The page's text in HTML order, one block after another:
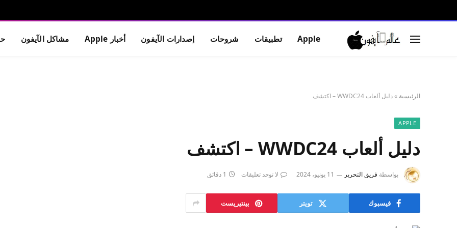
Apple تطبيقات شروحات إصدارات الآيفون أخبار Apple مشاكل الآيفون
الرئيسية »دليل ألعاب WWDC24 – اكتشف
APPLE
دليل ألعاب WWDC24 – اكتشف
بواسطة فريق التحرير 11 يونيو، 2024 لا توجد تعليقات 1 دقائق
فيسبوك تويتر بينتيريست